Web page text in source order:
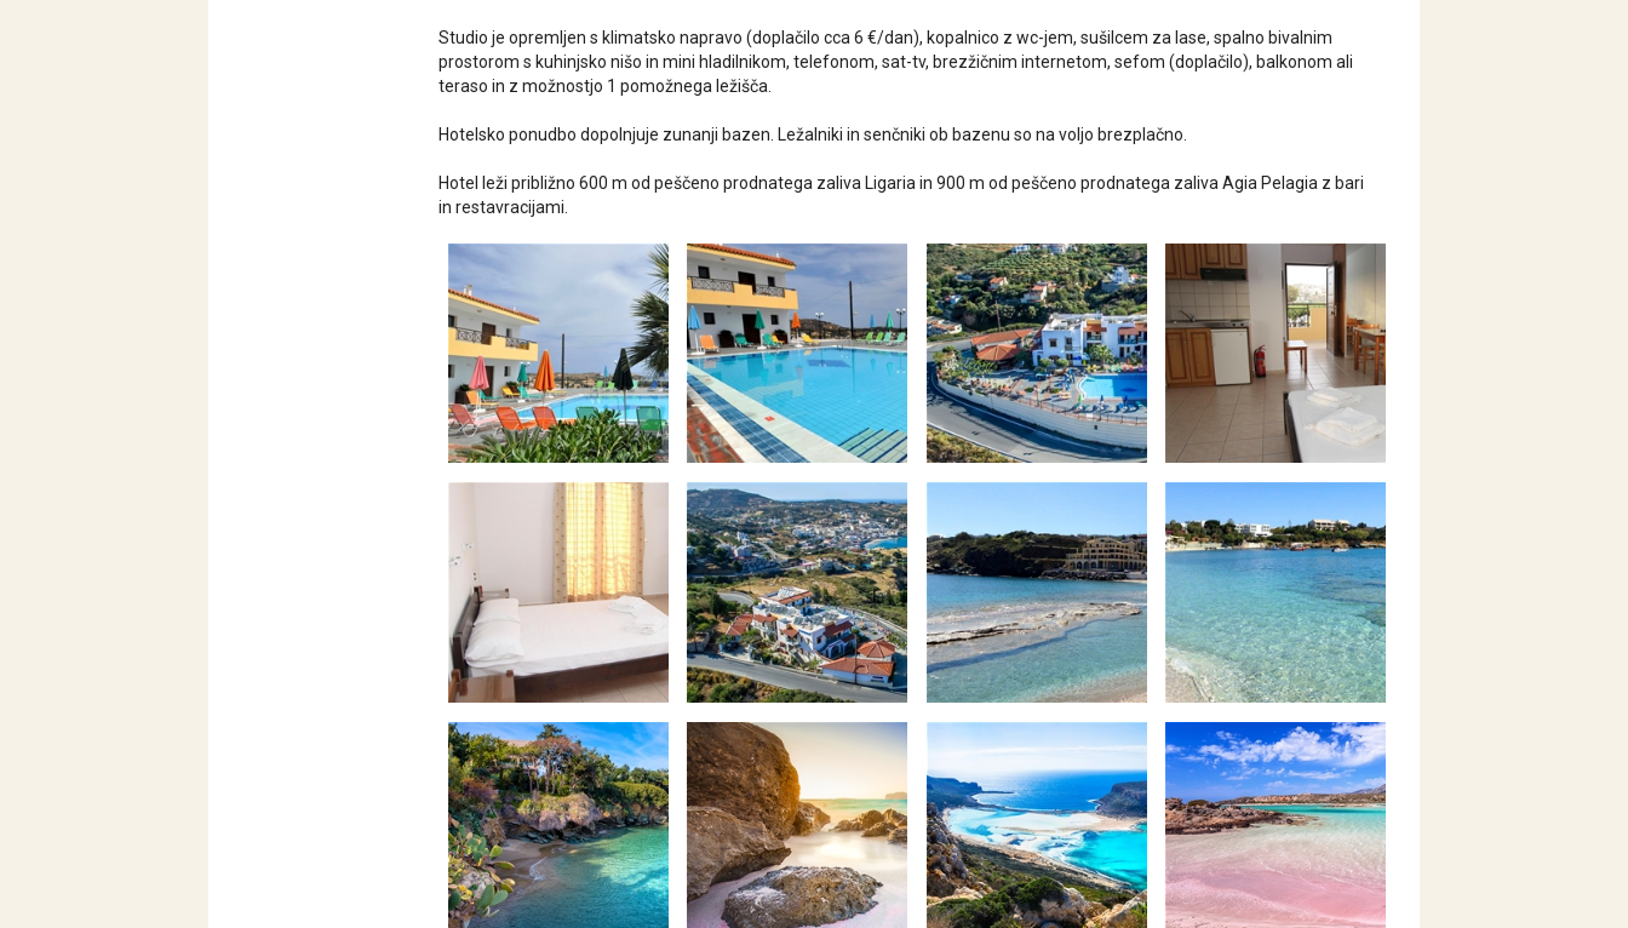
Studio je opremljen s klimatsko napravo (doplačilo cca 6 €/dan), kopalnico z wc-jem, sušilcem za lase, spalno bivalnim
prostorom s kuhinjsko nišo in mini hladilnikom, telefonom, sat-tv, brezžičnim internetom, sefom (doplačilo), balkonom ali
teraso in z možnostjo 1 pomožnega ležišča.
Hotelsko ponudbo dopolnjuje zunanji bazen. Ležalniki in senčniki ob bazenu so na voljo brezplačno.
Hotel leži približno 600 m od peščeno prodnatega zaliva Ligaria in 900 m od peščeno prodnatega zaliva Agia Pelagia z bari
in restavracijami.